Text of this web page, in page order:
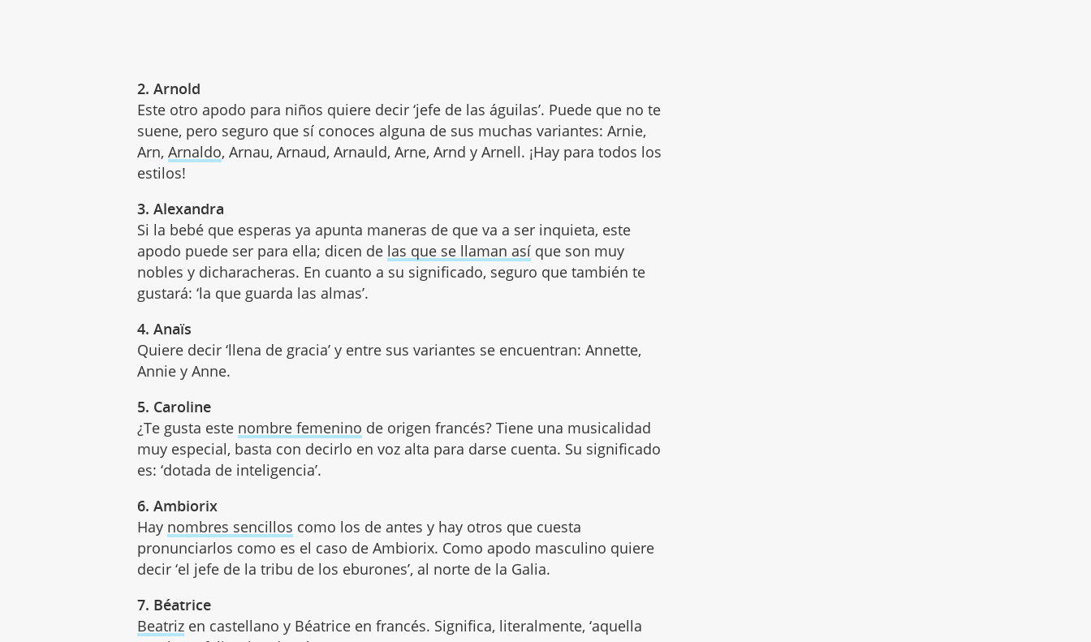
2. Arnold
Este otro apodo para niños quiere decir ‘jefe de las águilas’. Puede que no te
suene, pero seguro que sí conoces alguna de sus muchas variantes: Arnie,
Arn,Arnaldo, Arnau, Arnaud, Arnauld, Arne, Arnd y Arnell. ¡Hay para todos los
estilos!
3. Alexandra
Si la bebé que esperas ya apunta maneras de que va a ser inquieta, este
apodo puede ser para ella; dicen de las que se llaman así que son muy
nobles y dicharacheras. En cuanto a su significado, seguro que también te
gustará: ‘la que guarda las almas’.
4. Anaïs
Quiere decir ‘llena de gracia’ y entre sus variantes se encuentran: Annette,
Annie y Anne.
5. Caroline
¿Te gusta este nombre femenino de origen francés? Tiene una musicalidad
muy especial, basta con decirlo en voz alta para darse cuenta. Su significado
es: ‘dotada de inteligencia’.
6. Ambiorix
Hay nombres sencillos como los de antes y hay otros que cuesta
pronunciarlos como es el caso de Ambiorix. Como apodo masculino quiere
decir ‘el jefe de la tribu de los eburones’, al norte de la Galia.
7. Béatrice
Beatriz en castellano y Béatrice en francés. Significa, literalmente, ‘aquella